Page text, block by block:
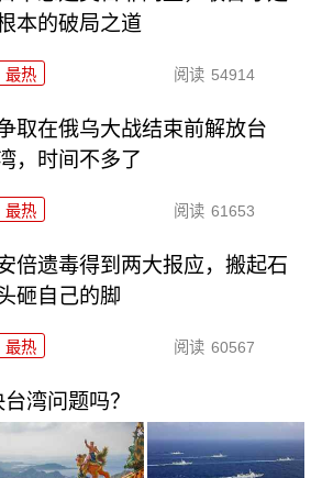
本的破局之道
最热 阅读 54914
取在俄乌大战结束前解放台
，时间不多了
最热 阅读 61653
倍遗毒得到两大报应，搬起石
砸自己的脚
最热 阅读 60567
湾问题吗？